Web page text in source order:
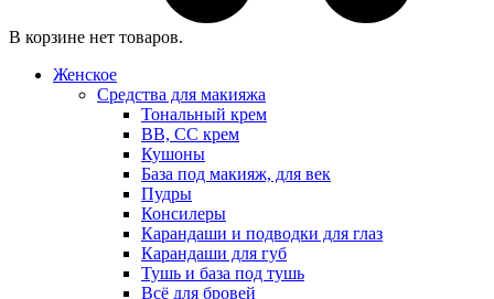
В корзине нет товаров.
Женское
Средства для макияжа
Тональный крем
BB, CC крем
Кушоны
База под макияж, для век
Пудры
Консилеры
Карандаши и подводки для глаз
Карандаши для губ
Тушь и база под тушь
Всё для бровей